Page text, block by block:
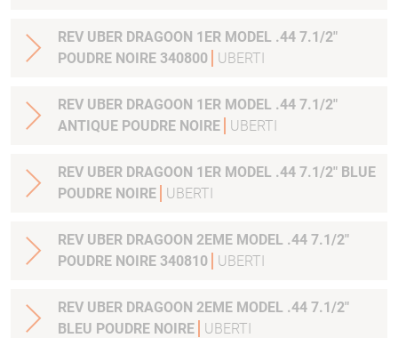
REV UBER DRAGOON 1ER MODEL .44 7.1/2"
POUDRE NOIRE 340800
UBERTI
REV UBER DRAGOON 1ER MODEL .44 7.1/2"
ANTIQUE POUDRE NOIRE
UBERTI
REV UBER DRAGOON 1ER MODEL .44 7.1/2" BLUE
POUDRE NOIRE
UBERTI
REV UBER DRAGOON 2EME MODEL .44 7.1/2"
POUDRE NOIRE 340810
UBERTI
REV UBER DRAGOON 2EME MODEL .44 7.1/2"
BLEU POUDRE NOIRE
UBERTI